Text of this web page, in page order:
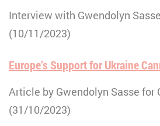
Interview with Gwendolyn
(10/11/2023)
Europe’s Support for Ukraine
Article by Gwendolyn Sasse for
(31/10/2023)